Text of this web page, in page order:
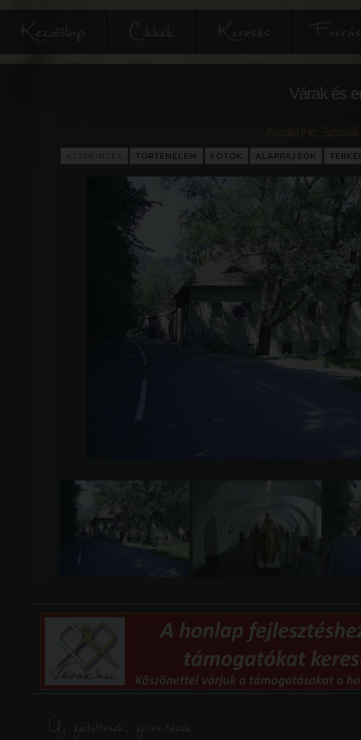
Kezdőlap Cikkek Keresés
Várak és
TÖRTÉNELEM FOTÓK ALAPRAJZOK
Új feltöltések, frissítések